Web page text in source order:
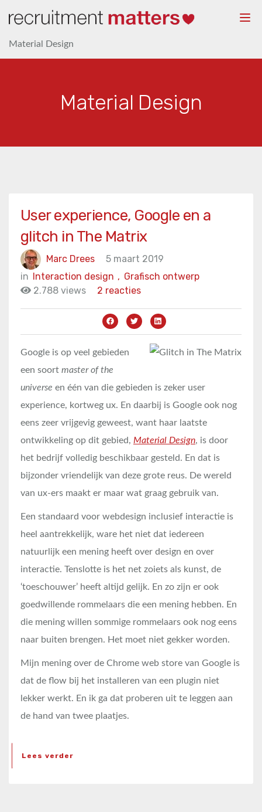
Material Design
Material Design
User experience, Google en a
glitch in The Matrix
Marc Drees
5 maart 2019
in
Grafisch ontwerp
Interaction design ,
2.788 views
2 reacties
Google is op veel gebieden
een soort master of the
universe en één van die gebieden is zeker user
experience, kortweg ux. En daarbij is Google ook nog
eens zeer vrijgevig geweest, want haar laatste
ontwikkeling op dit gebied, Material Design, is door
het bedrijf volledig beschikbaar gesteld. En dat is
bijzonder vriendelijk van deze grote reus. De wereld
van ux-ers maakt er maar wat graag gebruik van.
Een standaard voor webdesign inclusief interactie is
heel aantrekkelijk, ware het niet dat iedereen
natuurlijk een mening heeft over design en over
interactie. Tenslotte is het net zoiets als kunst, de
‘toeschouwer’ heeft altijd gelijk. En zo zijn er ook
goedwillende rommelaars die een mening hebben. En
die mening willen sommige rommelaars ook nog eens
naar buiten brengen. Het moet niet gekker worden.
Mijn mening over de Chrome web store van Google is
dat de flow bij het installeren van een plugin niet
lekker werkt. En ik ga dat proberen uit te leggen aan
de hand van twee plaatjes.
Lees verder